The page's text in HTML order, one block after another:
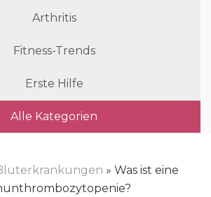
Arthritis
Fitness-Trends
Erste Hilfe
Alle Kategorien
» Was ist eine